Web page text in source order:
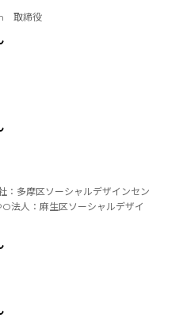
取締役
多摩区ソーシャルデザインセン
法人：麻生区ソーシャルデザイ